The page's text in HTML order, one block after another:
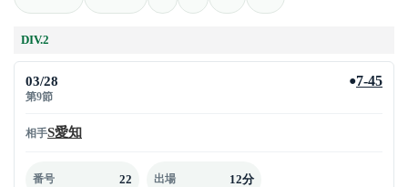
DIV.2
03/28
第9節
●7-45
相手S愛知
番号 22 出場 12分